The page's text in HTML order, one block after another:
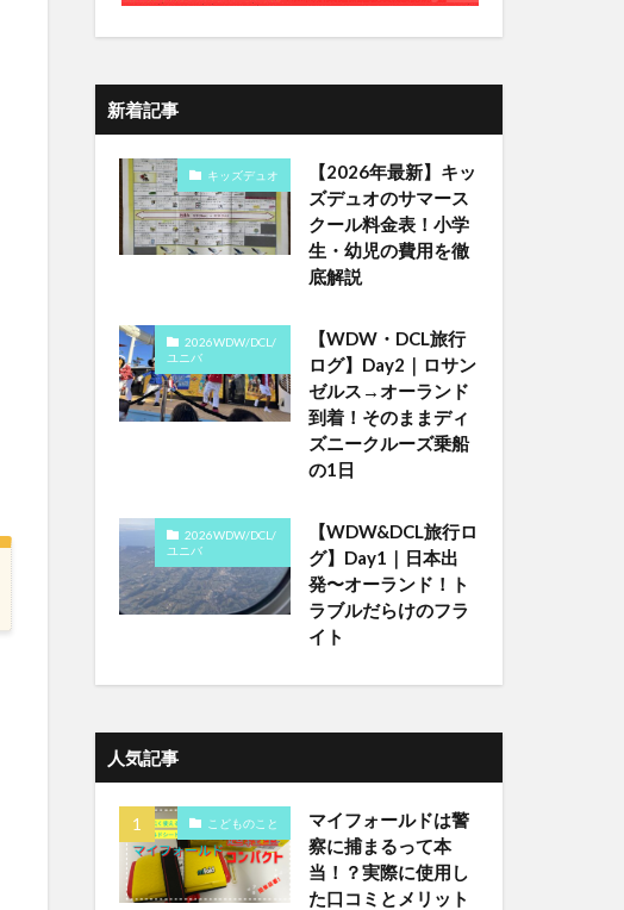
新着記事
キッズデュオ
【2026年最新】キッ
ズデュオのサマース
クール料金表！小学
生・幼児の費用を徹
底解説
2026WDW/DCL/
ユニバ
【WDW・DCL旅行
ログ】Day2｜ロサン
ゼルス→オーランド
到着！そのままディ
ズニークルーズ乗船
の1日
2026WDW/DCL/
ユニバ
【WDW&DCL旅行ロ
グ】Day1｜日本出
発〜オーランド！ト
ラブルだらけのフラ
イト
人気記事
こどものこと
マイフォールドは警
察に捕まるって本
当！？実際に使用し
た口コミとメリット